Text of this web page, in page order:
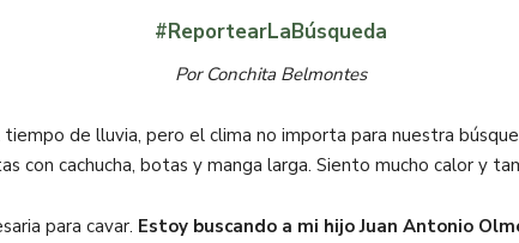
#ReportearLaBúsqueda
Por Conchita Belmontes
de lluvia, pero el clima no importa para nuestra
con cachucha, botas y manga larga. Siento mucho calor y
para cavar. Estoy buscando a mi hijo Juan Antonio